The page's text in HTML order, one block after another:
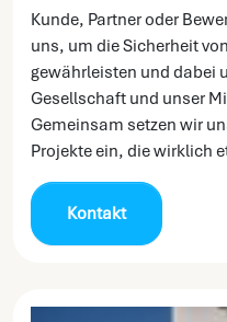
Kunde, Partner oder
uns, um die Sicherheit
gewährleisten und dabei
Gesellschaft und unser
Gemeinsam setzen wir
Projekte ein, die wirklich
Kontakt